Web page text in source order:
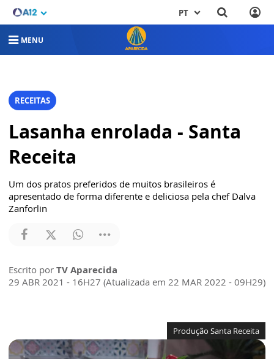
PT
MENU
RECEITAS
Lasanha enrolada - Santa
Receita
Um dos pratos preferidos de muitos brasileiros é
apresentado de forma diferente e deliciosa pela chef Dalva
Zanforlin
Escrito por TV Aparecida
29 ABR 2021 - 16H27 (Atualizada em 22 MAR 2022 - 09H29)
Produção Santa Receita